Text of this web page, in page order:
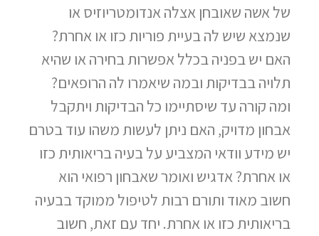
של אשה שאובחן אצלה אנדומטריוזיס או
שנמצא שיש לה בעיית פוריות כזו או אחרת?
האם יש בפניה בכלל אפשרות בחירה או שהיא
תלויה בבדיקות ובמה שיאמרו לה הרופאים?
ומה קורה עד שיסתיימו כל הבדיקות ויתקבל
אבחון מדויק, האם ניתן לעשות משהו עוד בטרם
יש מידע וודאי המצביע על בעיה בריאותית כזו
או אחרת? אדגיש ואומר שאבחון רפואי הוא
חשוב מאוד ותורם רבות לטיפול ממוקד בבעיה
בריאותית כזו או אחרת. יחד עם זאת, חשוב